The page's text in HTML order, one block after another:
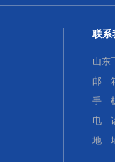
联系
山东
邮
手
电
地